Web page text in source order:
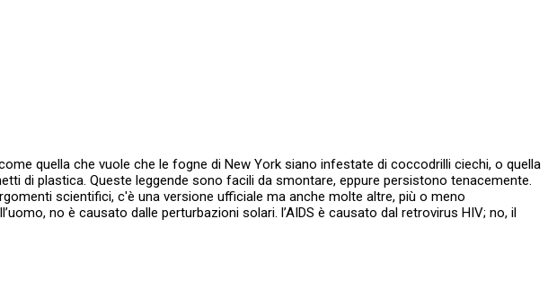
quella che vuole che le fogne di New York siano infestate di coccodrilli ciechi, o quella
di plastica. Queste leggende sono facili da smontare, eppure persistono tenacemente.
scientifici, c'è una versione ufficiale ma anche molte altre, più o meno
no è causato dalle perturbazioni solari. l’AIDS è causato dal retrovirus HIV; no, il